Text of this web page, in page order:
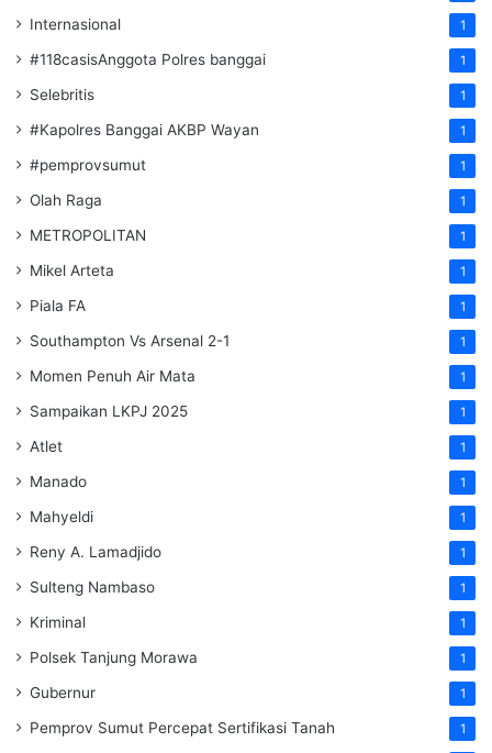
Internasional 1
#118casisAnggota Polres banggai 1
Selebritis 1
#Kapolres Banggai AKBP Wayan 1
#pemprovsumut 1
Olah Raga 1
METROPOLITAN 1
Mikel Arteta 1
Piala FA 1
Southampton Vs Arsenal 2-1 1
Momen Penuh Air Mata 1
Sampaikan LKPJ 2025 1
Atlet 1
Manado 1
Mahyeldi 1
Reny A. Lamadjido 1
Sulteng Nambaso 1
Kriminal 1
Polsek Tanjung Morawa 1
Gubernur 1
Pemprov Sumut Percepat Sertifikasi Tanah 1